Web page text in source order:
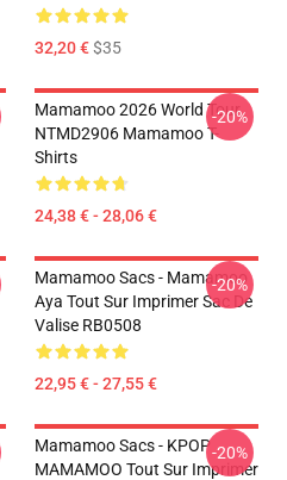
32,20 €$35
Mamamoo 2026 World Tour
NTMD2906 Mamamoo T-
Shirts
24,38 € - 28,06 €
-20%
Mamamoo Sacs - Mamamoo
Aya Tout Sur Imprimer Sac De
Valise RB0508
22,95 € - 27,55 €
-20%
Mamamoo Sacs - KPOP
MAMAMOO Tout Sur Imprimer
-20%